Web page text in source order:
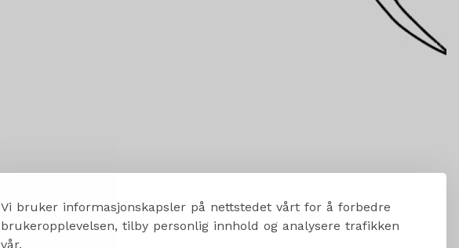
Vi bruker informasjonskapsler på nettstedet vårt for å forbedre
brukeropplevelsen, tilby personlig innhold og analysere trafikken
vår.